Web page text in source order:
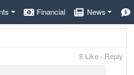
Financial News
8 Like · Reply